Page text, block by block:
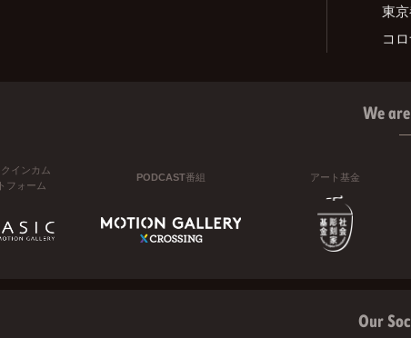
東
コ
We
インカム
フォーム
PODCAST番組 アート基金
Our